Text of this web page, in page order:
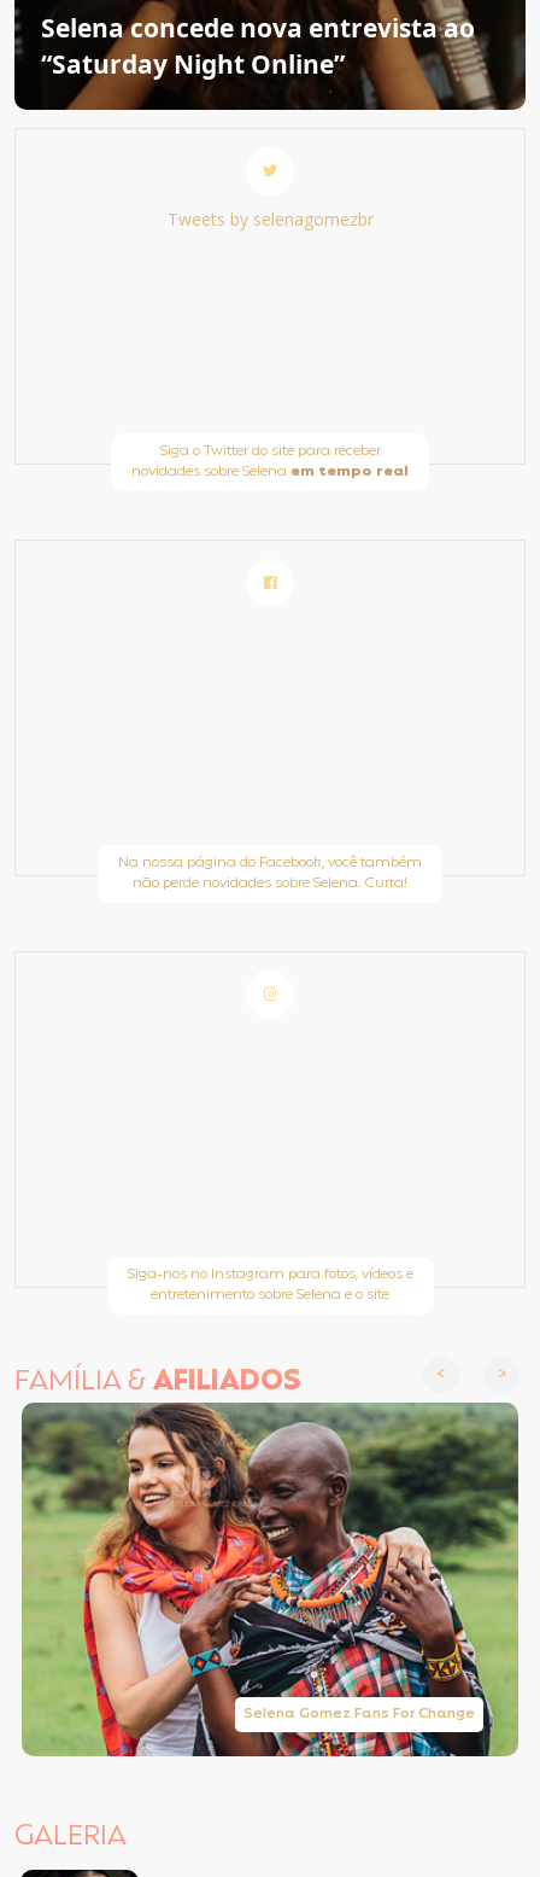
Selena concede nova entrevista ao
“Saturday Night Online”
Tweets by selenagomezbr
Siga o Twitter do site para receber
novidades sobre Selena em tempo real
Na nossa página do Facebook, você também
não perde novidades sobre Selena. Curta!
Siga-nos no Instagram para fotos, vídeos e
entretenimento sobre Selena e o site
FAMÍLIA &AFILIADOS
Selena Gomez Fans For Change
GALERIA